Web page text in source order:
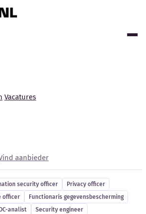
Vacatures
aanbieder
vacatures
security officer
Privacy officer
officer
Functionaris gegevensbescherming
analist
Security engineer